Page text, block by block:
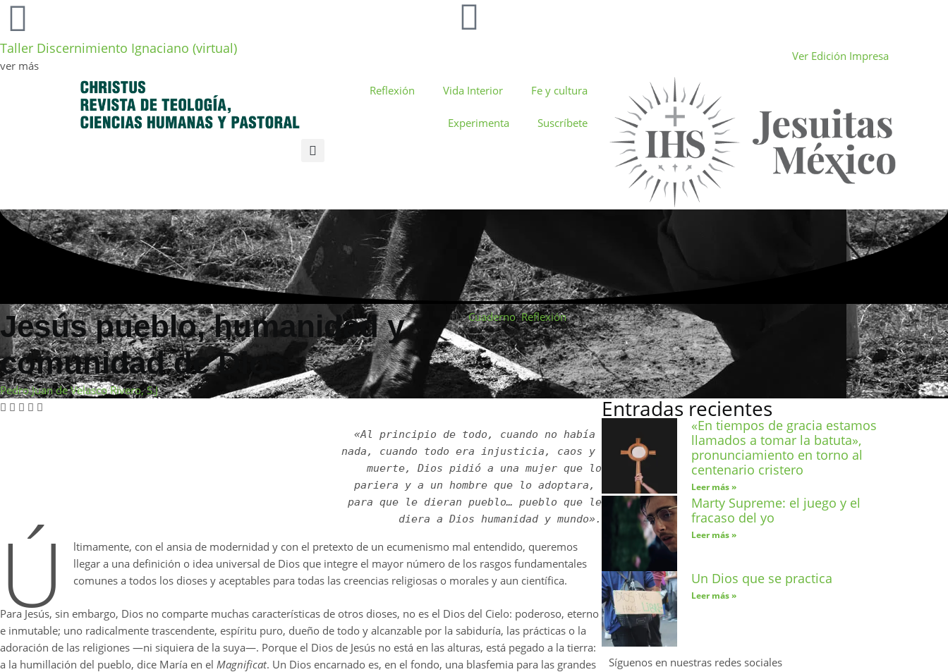
Taller Discernimiento Ignaciano (virtual)
ver más
Ver Edición Impresa
Reflexión Vida Interior Fe y cultura
Experimenta Suscríbete
Jesús pueblo, humanidad y
comunidad de Dios
Pedro Juan de Velasco Rivero, S.J
Cuaderno,Reflexión marzo 23, 2022
«Al principio de todo, cuando no había
nada, cuando todo era injusticia, caos y
muerte, Dios pidió a una mujer que lo
pariera y a un hombre que lo adoptara,
para que le dieran pueblo… pueblo que le
Ú
ltimamente, con el ansia de modernidad y con el pretexto de un ecumenismo mal entendido, queremos
llegar a una definición o idea universal de Dios que integre el mayor número de los rasgos fundamentales
comunes a todos los dioses y aceptables para todas las creencias religiosas o morales y aun científica.
Para Jesús, sin embargo, Dios no comparte muchas características de otros dioses, no es el Dios del Cielo: poderoso, eterno
e inmutable; uno radicalmente trascendente, espíritu puro, dueño de todo y alcanzable por la sabiduría, las prácticas o la
adoración de las religiones —ni siquiera de la suya—. Porque el Dios de Jesús no está en las alturas, está pegado a la tierra:
a la humillación del pueblo, dice María en el Magnificat. Un Dios encarnado es, en el fondo, una blasfemia para las grandes
Entradas recientes
«En tiempos de gracia estamos
llamados a tomar la batuta»,
pronunciamiento en torno al
centenario cristero
Leer más »
Marty Supreme: el juego y el
fracaso del yo
Leer más »
Un Dios que se practica
Leer más »
Síguenos en nuestras redes sociales